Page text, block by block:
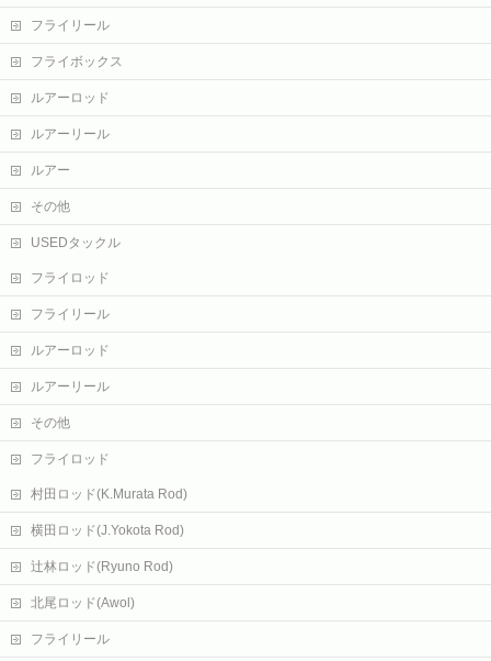
フライリール
フライボックス
ルアーロッド
ルアーリール
ルアー
その他
USEDタックル
フライロッド
フライリール
ルアーロッド
ルアーリール
その他
フライロッド
村田ロッド(K.Murata Rod)
横田ロッド(J.Yokota Rod)
辻林ロッド(Ryuno Rod)
北尾ロッド(Awol)
フライリール